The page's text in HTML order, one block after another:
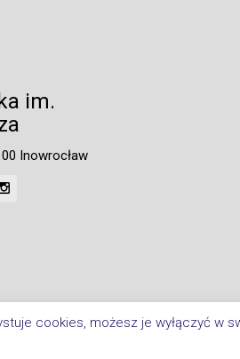
im.
Inowrocław
cookies, możesz je wyłączyć w